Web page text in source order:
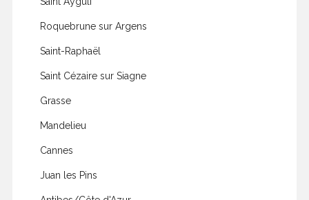
Roquebrune sur Argens
Saint-Raphaël
Saint Cézaire sur Siagne
Grasse
Mandelieu
Cannes
Juan les Pins